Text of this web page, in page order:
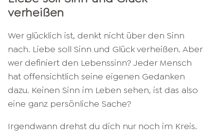
verheißen
Wer glücklich ist, denkt nicht über den Sinn
nach. Liebe soll Sinn und Glück verheißen. Aber
wer definiert den Lebenssinn? Jeder Mensch
hat offensichtlich seine eigenen Gedanken
dazu. Keinen Sinn im Leben sehen, ist das also
eine ganz persönliche Sache?
Irgendwann drehst du dich nur noch im Kreis.